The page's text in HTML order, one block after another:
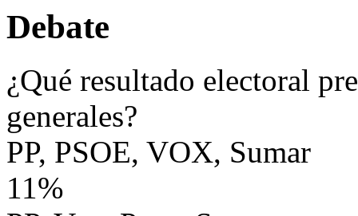
Debate
¿Qué resultado electoral
generales?
PP, PSOE, VOX, Sumar
11%